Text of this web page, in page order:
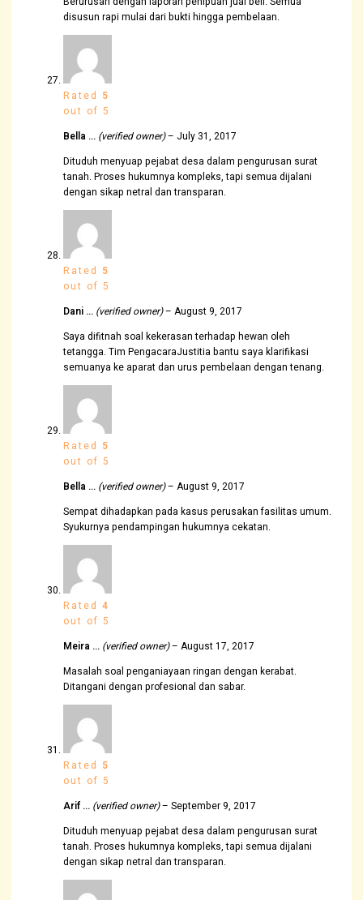
disusun rapi mulai dari bukti hingga pembelaan.
Rated 5
out of 5
Bella … (verified owner)– July 31, 2017
Dituduh menyuap pejabat desa dalam pengurusan surat
tanah. Proses hukumnya kompleks, tapi semua dijalani
dengan sikap netral dan transparan.
Rated 5
out of 5
Dani … (verified owner)– August 9, 2017
Saya difitnah soal kekerasan terhadap hewan oleh
tetangga. Tim PengacaraJustitia bantu saya klarifikasi
semuanya ke aparat dan urus pembelaan dengan tenang.
Rated 5
out of 5
Bella … (verified owner)– August 9, 2017
Sempat dihadapkan pada kasus perusakan fasilitas umum.
Syukurnya pendampingan hukumnya cekatan.
Rated4
out of 5
Meira … (verified owner)– August 17, 2017
Masalah soal penganiayaan ringan dengan kerabat.
Ditangani dengan profesional dan sabar.
Rated 5
out of 5
Arif … (verified owner)– September 9, 2017
Dituduh menyuap pejabat desa dalam pengurusan surat
tanah. Proses hukumnya kompleks, tapi semua dijalani
dengan sikap netral dan transparan.